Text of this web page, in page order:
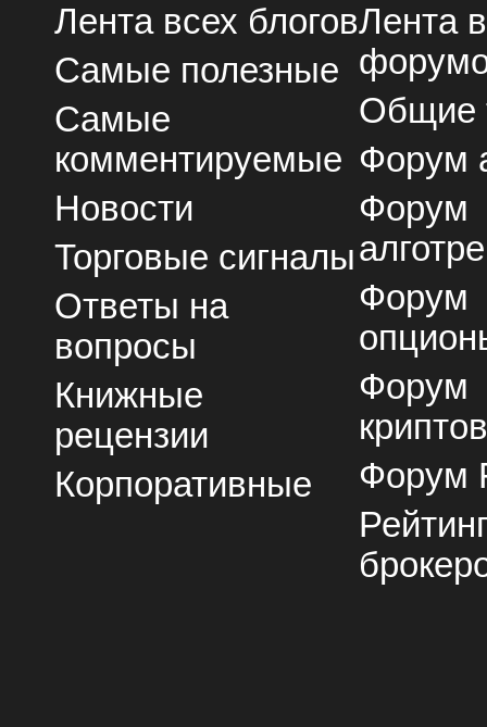
Лента всех блогов
Самые полезные
Самые
комментируемые
Новости
Торговые сигналы
Ответы на
вопросы
Книжные
рецензии
Корпоративные
Лента
Общие
Форум
Форум
Форум
Форум
Форум